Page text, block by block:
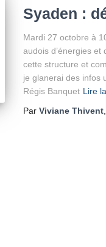
Syaden :
Mardi 27 octobre à
audois d’énergies et
cette structure et
je glanerai des infos
Régis Banquet Lire
Par Viviane Thivent